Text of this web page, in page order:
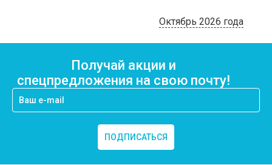
Октябрь 2026 года
Получай акции и
спецпредложения на свою почту!
ПОДПИСАТЬСЯ